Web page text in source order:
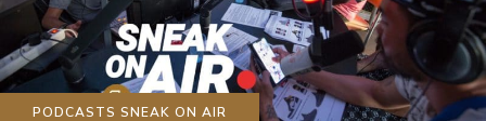
PODCASTS SNEAK ON AIR